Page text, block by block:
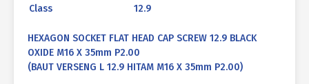
Class
12.9
HEXAGON SOCKET FLAT HEAD CAP SCREW 12.9 BLACK
OXIDE M16 X 35mm P2.00
(BAUT VERSENG L 12.9 HITAM M16 X 35mm P2.00)